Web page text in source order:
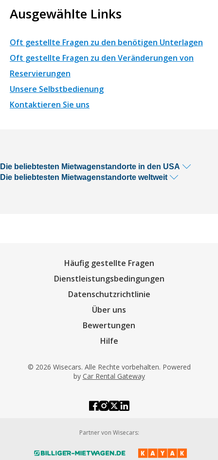
Ausgewählte Links
Oft gestellte Fragen zu den benötigen Unterlagen
Oft gestellte Fragen zu den Veränderungen von
Reservierungen
Unsere Selbstbedienung
Kontaktieren Sie uns
Die beliebtesten Mietwagenstandorte in den USA
Die beliebtesten Mietwagenstandorte weltweit
Häufig gestellte Fragen
Dienstleistungsbedingungen
Datenschutzrichtlinie
Über uns
Bewertungen
Hilfe
© 2026 Wisecars. Alle Rechte vorbehalten. Powered
by Car Rental Gateway
Partner von Wisecars: